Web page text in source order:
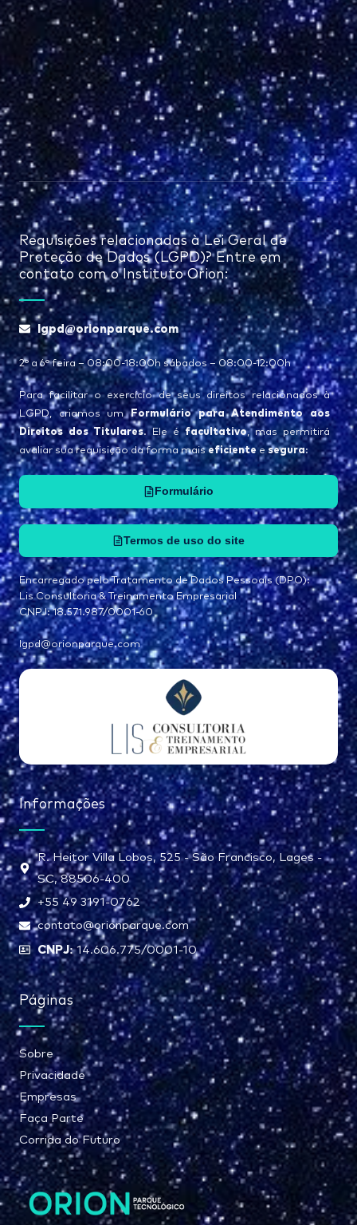
Páginas
Sobre
Privacidade
Empresas
Faça Parte
Corrida do Futuro
Informações
R. Heitor Villa Lobos, 525 - São Francisco, Lages -
SC, 88506-400
+55 49 3191-0762
contato@orionparque.com
CNPJ:14.606.775/0001-10
Requisições relacionadas à Lei Geral de
Proteção de Dados (LGPD)? Entre em
contato com o Instituto Orion:
lgpd@orionparque.com
2° a 6° feira – 08:00-18:00h sábados – 08:00-12:00h
Para facilitar o exercício de seus direitos relacionados à
LGPD, criamos umFormulário para Atendimento aos
Direitos dos Titulares. Ele éfacultativo, mas permitirá
avaliar sua requisição da forma maiseficientee segura:
Formulário
Termos de uso do site
Encarregado pelo Tratamento de Dados Pessoais (DPO):
Lis Consultoria & Treinamento Empresarial
CNPJ: 18.571.987/0001-60
lgpd@orionparque.com